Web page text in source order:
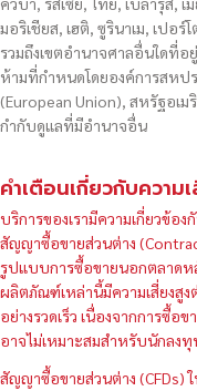
มอริเชียส, เฮติ, ซูรินาเม, เปอ
รวมถึงเขตอำนาจศาลอื่นใดที่
ห้ามที่กำหนดโดยองค์การสหป
(European Union), สหรัฐอเ
กำกับดูแลที่มีอำนาจอื่น
คำเตือนเกี่ยวกับความ
บริการของเรามีความเกี่ยวข้
สัญญาซื้อขายส่วนต่าง
รูปแบบการซื้อขายนอกตลาดห
ผลิตภัณฑ์เหล่านี้มีความเสี่ยงสู
อย่างรวดเร็ว เนื่องจากการซื้อ
อาจไม่เหมาะสมสำหรับนักลง
สัญญาซื้อขายส่วนต่าง (CFDs) ใ